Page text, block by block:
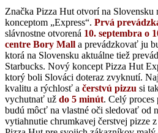
Značka Pizza Hut otvorí na Slovensku
konceptom „Express“. Prvá
slávnostne otvorená 10. septembra o
centre Bory Mall a prevádzkovať ju
ktorá na Slovensku aktuálne tiež
Starbucks. Nový koncept Pizza Hut
ktorý boli Slováci doteraz zvyknutí.
kvalitu a rýchlosť a čerstvú pizzu si
vychutnať už do 5 minút. Celý proces
budú môcť na vlastné oči sledovať od
vytiahnutie chrumkavej čerstvej pizze